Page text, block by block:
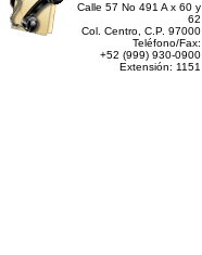
Calle 57 No 491 A x 60 y
62
Col. Centro, C.P. 97000
Teléfono/Fax:
+52 (999) 930-0900
Extensión: 1151